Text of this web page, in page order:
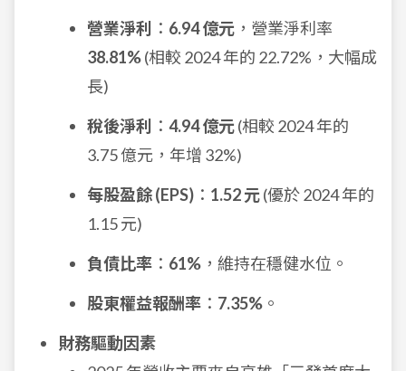
營業淨利
： 6.94 億元 ，營業淨利率
38.81%(相較 2024 年的 22.72%，大幅成
長)
稅後淨利
： 4.94 億元(相較 2024 年的
3.75 億元，年增 32%)
每股盈餘 (EPS) ： 1.52 元(優於 2024 年的
1.15 元)
負債比率 ： 61% ，維持在穩健水位。
股東權益報酬率 ： 7.35% 。
財務驅動因素